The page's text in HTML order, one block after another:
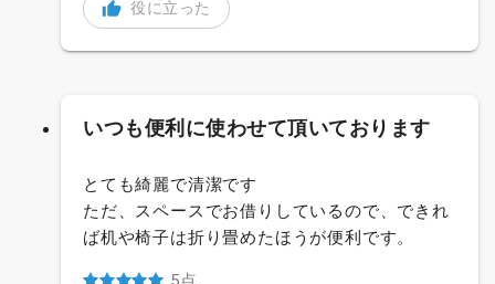
役に立った
いつも便利に使わせて頂いております
とても綺麗で清潔です
ただ、スペースでお借りしているので、できれ
ば机や椅子は折り畳めたほうが便利です。